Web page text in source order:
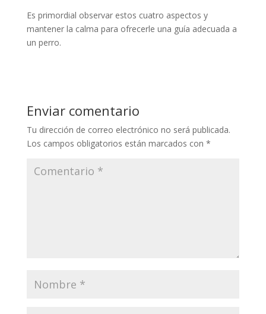
Es primordial observar estos cuatro aspectos y
mantener la calma para ofrecerle una guía adecuada a
un perro.
Enviar comentario
Tu dirección de correo electrónico no será publicada.
Los campos obligatorios están marcados con *